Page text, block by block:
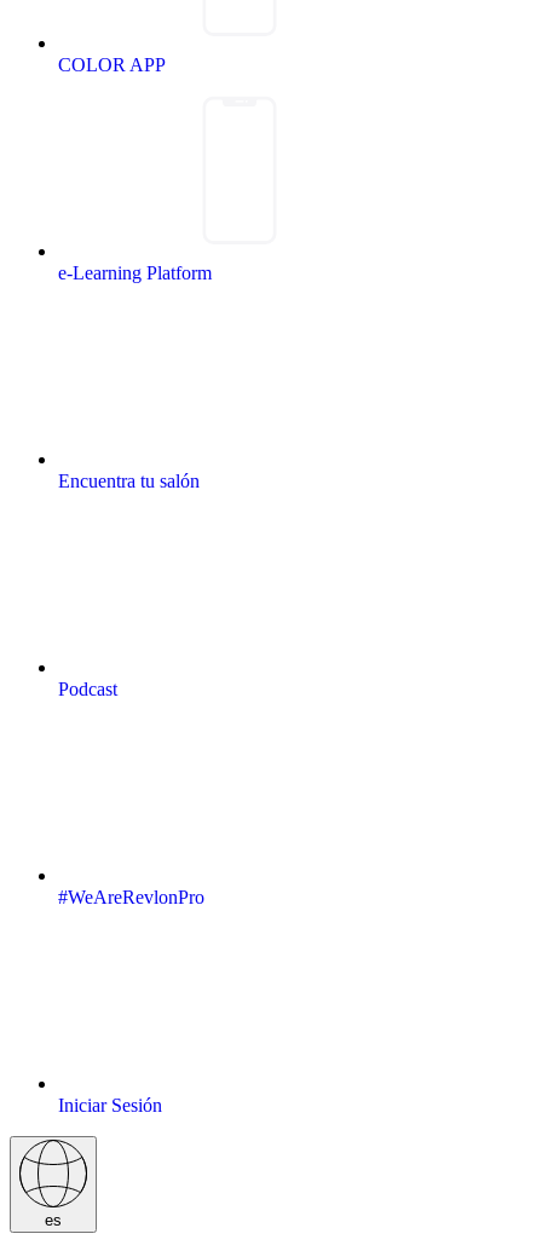
COLOR APP
e-Learning Platform
Encuentra tu salón
Podcast
#WeAreRevlonPro
Iniciar Sesión
es